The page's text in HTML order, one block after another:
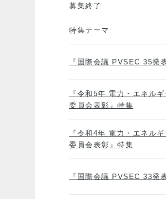
募集終了
特集テーマ
『国際会議 PVSEC 35発
『令和5年 電力・エネル
委員会表彰』特集
『令和4年 電力・エネル
委員会表彰』特集
『国際会議 PVSEC 33発